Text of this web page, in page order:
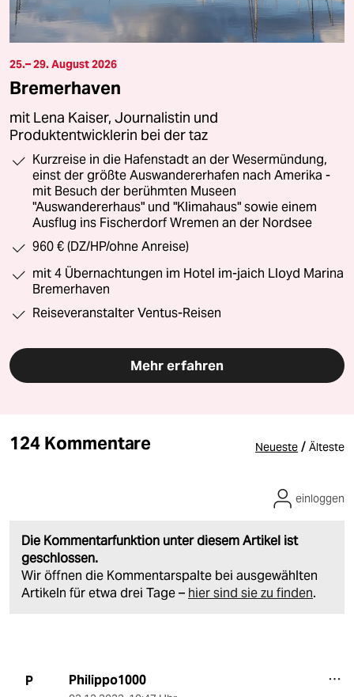
25.– 29. August 2026
Bremerhaven
mit Lena Kaiser, Journalistin und
Produktentwicklerin bei der taz
Kurzreise in die Hafenstadt an der Wesermündung,
einst der größte Auswandererhafen nach Amerika -
mit Besuch der berühmten Museen
"Auswandererhaus" und "Klimahaus" sowie einem
Ausflug ins Fischerdorf Wremen an der Nordsee
960 € (DZ/HP/ohne Anreise)
mit 4 Übernachtungen im Hotel im-jaich Lloyd Marina
Bremerhaven
Reiseveranstalter Ventus-Reisen
Mehr erfahren
124 Kommentare Neueste / Älteste
Die Kommentarfunktion unter diesem Artikel ist
geschlossen.
Wir öffnen die Kommentarspalte bei ausgewählten
Artikeln für etwa drei Tage – hier sind sie zu finden.
einloggen
P Philippo1000